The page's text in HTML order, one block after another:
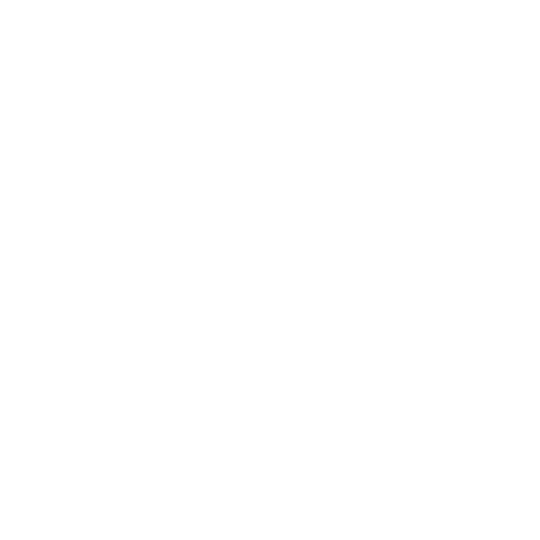
vousky pomáhají
kočka vejde do
→